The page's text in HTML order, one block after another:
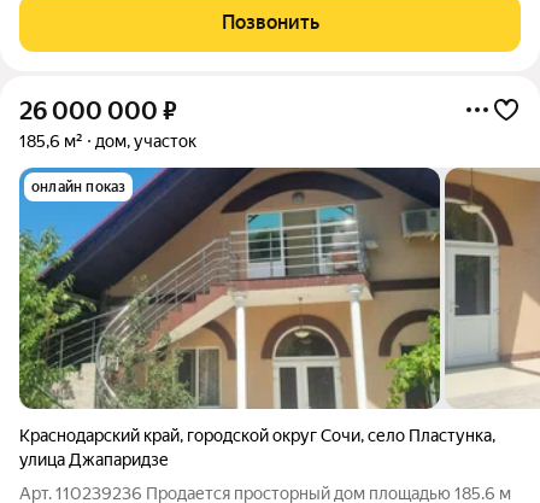
по ул. Чекменева (р-н Мацеста) г. Сочи, в районе с
живописным природным ландшафтом! В шаговой
Позвонить
26 000 000 ₽
185,6 м² дом, участок
онлайн показ
Краснодарский край, городской округ Сочи,село Пластунка,
улица Джапаридзе
Арт. 110239236 Продается просторный дом площадью 185.6 м